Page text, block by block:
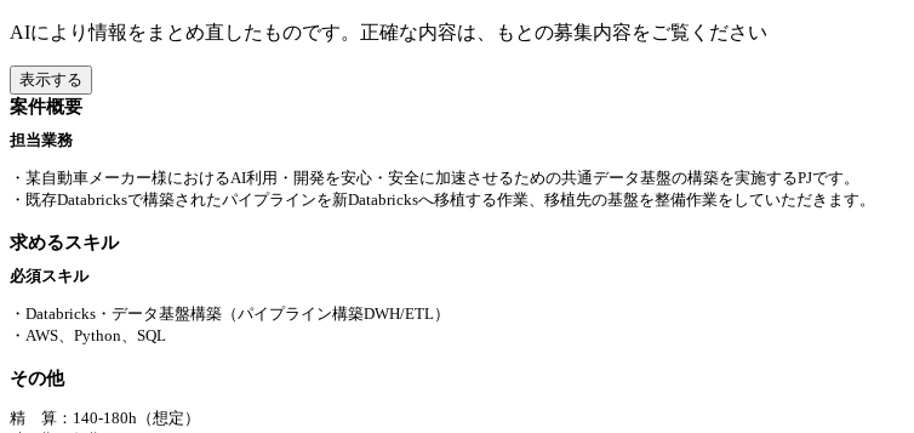
AIにより情報をまとめ直したものです。正確な内容は、もとの募集内容をご覧ください
表示する
案件概要
担当業務
・某自動車メーカー様におけるAI利用・開発を安心・安全に加速させるための共通データ基盤の構築を実施するPJです。
・既存Databricksで構築されたパイプラインを新Databricksへ移植する作業、移植先の基盤を整備作業をしていただきます。
求めるスキル
必須スキル
・Databricks・データ基盤構築（パイプライン構築DWH/ETL）
・AWS、Python、SQL
その他
精 算：140-180h（想定）